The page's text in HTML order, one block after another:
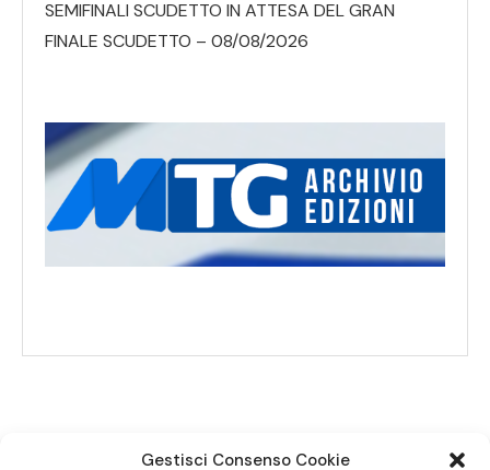
Gestisci Consenso Cookie
SEMIFINALI SCUDETTO IN ATTESA DEL GRAN
FINALE SCUDETTO – 08/08/2026